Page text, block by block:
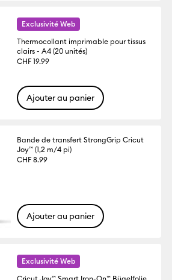
Exclusivité Web
Thermocollant imprimable pour tissus
clairs - A4 (20 unités)
CHF 19.99
Ajouter au panier
Bande de transfert StrongGrip Cricut
Joy™ (1,2 m/4 pi)
CHF 8.99
Ajouter au panier
Exclusivité Web